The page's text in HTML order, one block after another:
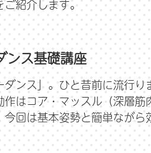
紹介します。
ス基礎講座
ンス」。ひと昔前に流行
はコア・マッスル（深層
回は基本姿勢と簡単なが